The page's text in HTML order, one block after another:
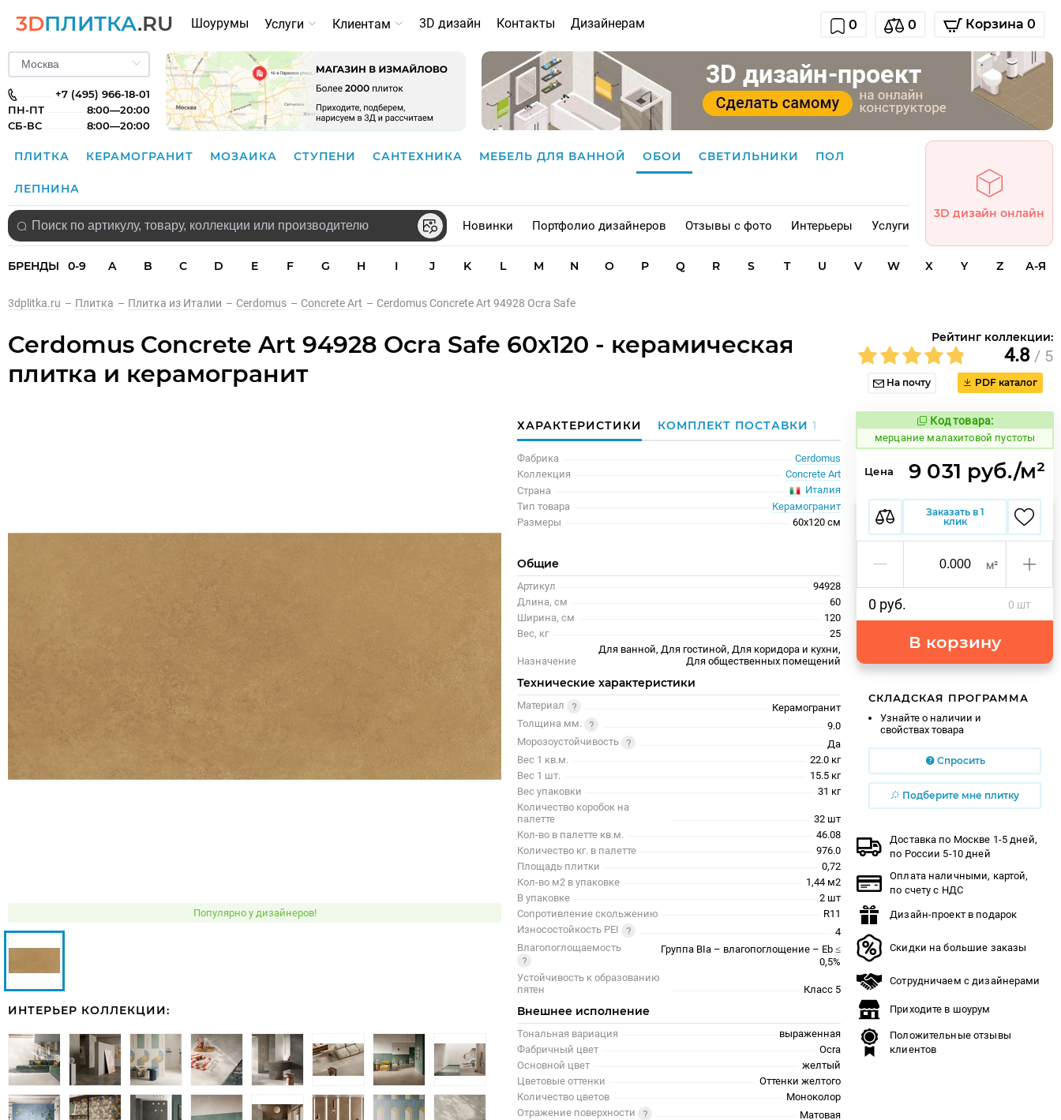
3DПЛИТКА.RU Шоурумы Услуги Клиентам 3D дизайн Контакты Дизайнерам 0 0 Корзина 0
+7 (495) 966-18-01
ПН-ПТ
8:00—20:00
СБ-ВС
8:00—20:00
ПЛИТКА КЕРАМОГРАНИТ МОЗАИКА СТУПЕНИ САНТЕХНИКА МЕБЕЛЬ ДЛЯ ВАННОЙ ОБОИ СВЕТИЛЬНИКИ ПОЛ
ЛЕПНИНА
Новинки Портфолио дизайнеров Отзывы с фото Интерьеры Услуги
3D дизайн онлайн
БРЕНДЫ 0-9 A B C D E F G H I J K L M N O P Q R S T U V W X Y Z А-Я
3dplitka.ru – Плитка – Плитка из Италии – Cerdomus – Concrete Art – Cerdomus Concrete Art 94928 Ocra Safe
Cerdomus Concrete Art 94928 Ocra Safe 60x120 - керамическая
плитка и керамогранит
Рейтинг коллекции:
4.8 / 5
На почту PDF каталог
Популярно у дизайнеров!
ИНТЕРЬЕР КОЛЛЕКЦИИ:
ХАРАКТЕРИСТИКИ КОМПЛЕКТ ПОСТАВКИ1
Фабрика
Cerdomus
Коллекция
Concrete Art
Страна
Италия
Тип товара
Керамогранит
Размеры
60x120 см
Общие
Артикул
94928
Длина, см
60
Ширина, см
120
Вес, кг
25
Назначение
Для ванной, Для гостиной, Для коридора и кухни,
Для общественных помещений
Технические характеристики
Материал
Керамогранит
Толщина мм.
9.0
Морозоустойчивость
Да
Вес 1 кв.м.
22.0 кг
Вес 1 шт.
15.5 кг
Вес упаковки
31 кг
Количество коробок на
палетте
32 шт
Кол-во в палетте кв.м.
46.08
Количество кг. в палетте
976.0
Площадь плитки
0,72
Кол-во м2 в упаковке
1,44 м2
В упаковке
2 шт
Сопротивление скольжению
R11
Износостойкость PEI
4
Влагопоглощаемость
Группа BIa – влагопоглощение – Eb ≤
0,5%
Устойчивость к образованию
пятен
Класс 5
Внешнее исполнение
Тональная вариация
выраженная
Фабричный цвет
Ocra
Основной цвет
желтый
Цветовые оттенки
Оттенки желтого
Количество цветов
Моноколор
Отражение поверхности
Матовая
Код товара:
975324 Код товара:
мерцание малахитовой пустоты
Цена 9 031 руб./м²
Заказать в 1
клик
м²
0 руб. 0 шт
В корзину
СКЛАДСКАЯ ПРОГРАММА
Узнайте о наличии и
свойствах товара
Спросить
Подберите мне плитку
Доставка по Москве 1-5 дней,
по России 5-10 дней
Оплата наличными, картой,
по счету с НДС
Дизайн-проект в подарок
Скидки на большие заказы
Сотрудничаем с дизайнерами
Приходите в шоурум
Положительные отзывы
клиентов